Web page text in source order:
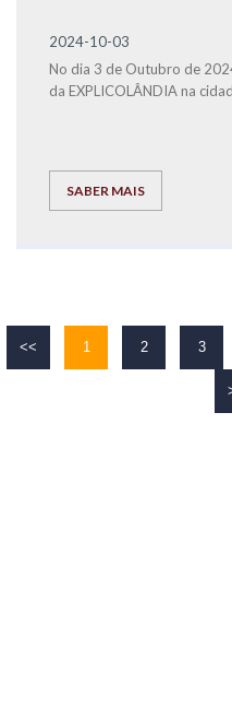
2024-10-03
No dia 3 de Outubro de
da EXPLICOLÂNDIA na
SABER MAIS
<< 1 2 3